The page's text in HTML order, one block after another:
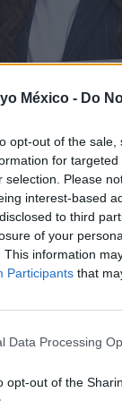
México - Do
opt-out of the
for
selection. Please
interest-based
to third
of your
This information
Participants that
Data Processing
opt-out of the
Ver Video
costaba
o sin
tenía
encima de la
esa
“Fue de
un susto, sino